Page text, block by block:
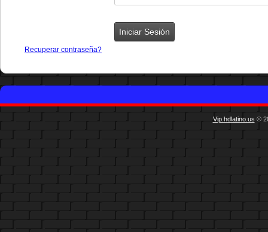
Recuperar contraseña?
Vip.hdlatino.us ©